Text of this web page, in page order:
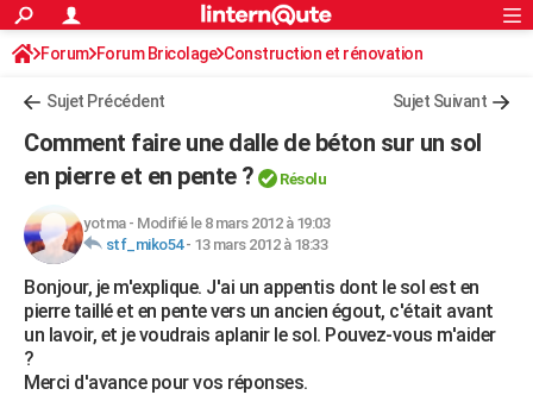
ACTUALITÉS
Politique
Société
Faits Divers
Education
Monde
Villes
+
Programme TV
Streaming
Sorties cinéma
Musique
FINANCE
Retraite
Impôts
Epargne
Immobilier
Risques naturels par ville
Banque
Assurance
Crédit
AUTO
Essais
Réserver un essai
Citadines
Berlines
SUV
Forum auto
HIGH-TECH
Mobiles
Meilleur smartphone
Internet
Ordinateurs
Jeux vidéo
Guide high-tech
+BRICOLAGE
Forum
Aménagement intérieur
Extérieur
Cuisine
Salle de bains
Jardinage
Rangement
WEEK-END
Rechercher
S'inscrire
Connexion
Forum Forum Bricolage Construction et rénovation
Sujet Précédent Sujet Suivant
Comment faire une dalle de béton sur un sol
en pierre et en pente ?
Résolu
yotma- Modifié le 8 mars 2012 à 19:03
stf_miko54- 13 mars 2012 à 18:33
Bonjour, je m'explique. J'ai un appentis dont le sol est en
pierre taillé et en pente vers un ancien égout, c'était avant
un lavoir, et je voudrais aplanir le sol. Pouvez-vous m'aider
?
Merci d'avance pour vos réponses.